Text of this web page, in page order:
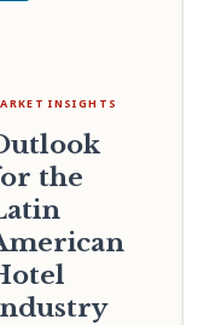
INSIGHTS
the